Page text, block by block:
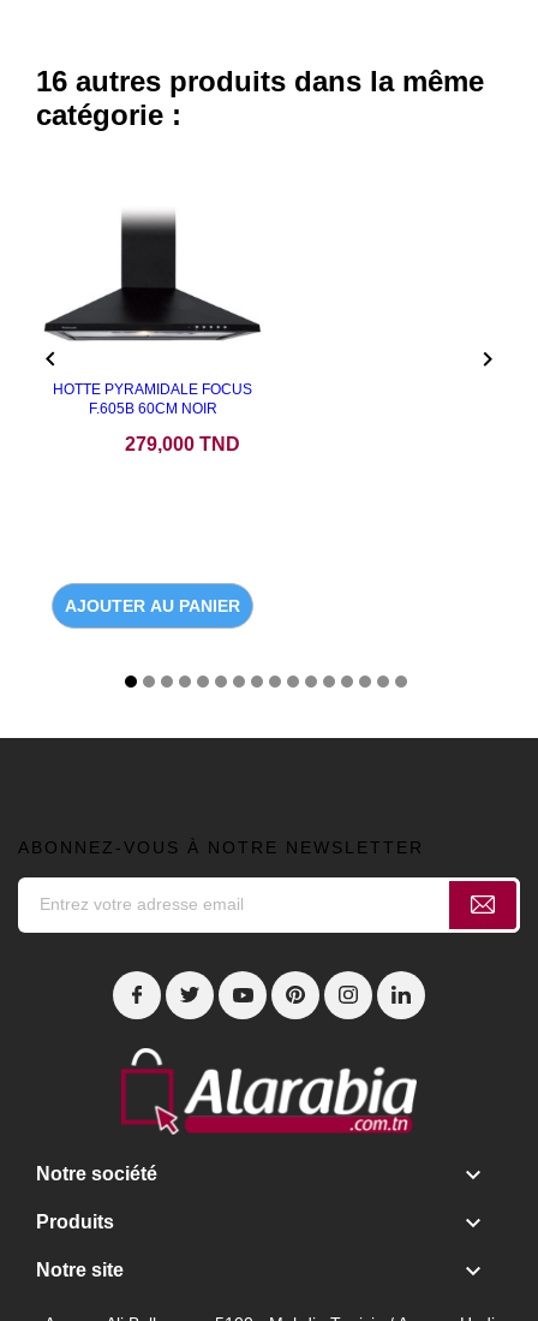
16 autres produits dans la même
catégorie :
HOTTE PYRAMIDALE FOCUS
F.605B 60CM NOIR
279,000 TND
AJOUTER AU PANIER
 
ABONNEZ-VOUS À NOTRE NEWSLETTER
Notre société 
Produits 
Notre site 